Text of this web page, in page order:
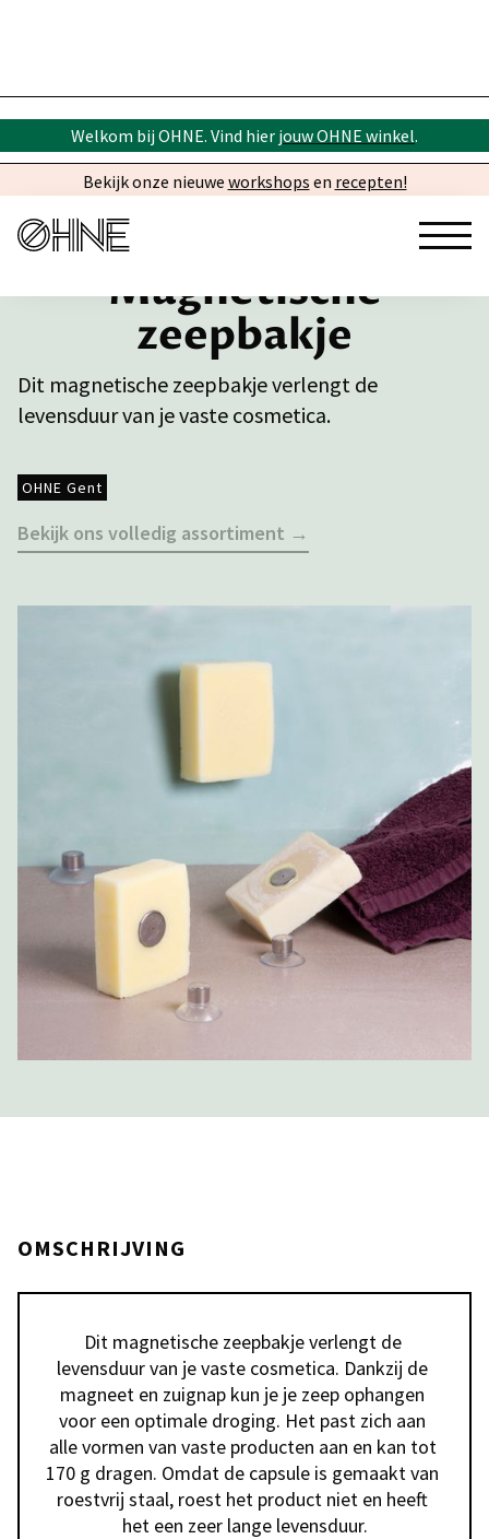
Welkom bij OHNE. Vind hier jouw OHNE winkel.
Bekijk onze nieuwe workshops en recepten!
Magnetische
zeepbakje
Dit magnetische zeepbakje verlengt de
levensduur van je vaste cosmetica.
OHNE Gent
Bekijk ons volledig assortiment →
OMSCHRIJVING
Dit magnetische zeepbakje verlengt de
levensduur van je vaste cosmetica. Dankzij de
magneet en zuignap kun je je zeep ophangen
voor een optimale droging. Het past zich aan
alle vormen van vaste producten aan en kan tot
170 g dragen. Omdat de capsule is gemaakt van
roestvrij staal, roest het product niet en heeft
het een zeer lange levensduur.